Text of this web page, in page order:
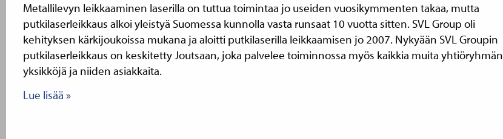
Metallilevyn leikkaaminen laserilla on tuttua toimintaa jo useiden vuosikymmenten takaa, mutta
putkilaserleikkaus alkoi yleistyä Suomessa kunnolla vasta runsaat 10 vuotta sitten. SVL Group oli
kehityksen kärkijoukoissa mukana ja aloitti putkilaserilla leikkaamisen jo 2007. Nykyään SVL Groupin
putkilaserleikkaus on keskitetty Joutsaan, joka palvelee toiminnossa myös kaikkia muita yhtiöryhmän
yksikköjä ja niiden asiakkaita.
Lue lisää »